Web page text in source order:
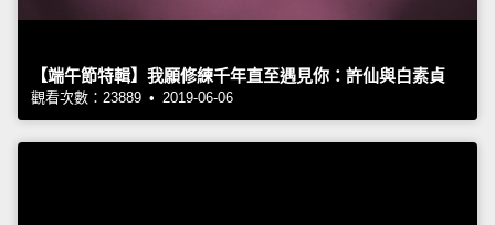
【端午節特輯】我願修練千年直至遇見你：許仙與白素貞
觀看次數：23889 • 2019-06-06